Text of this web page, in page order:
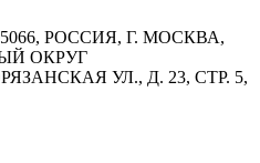
РОССИЯ, Г. МОСКВА,
ОКРУГ
УЛ., Д. 23, СТР. 5,